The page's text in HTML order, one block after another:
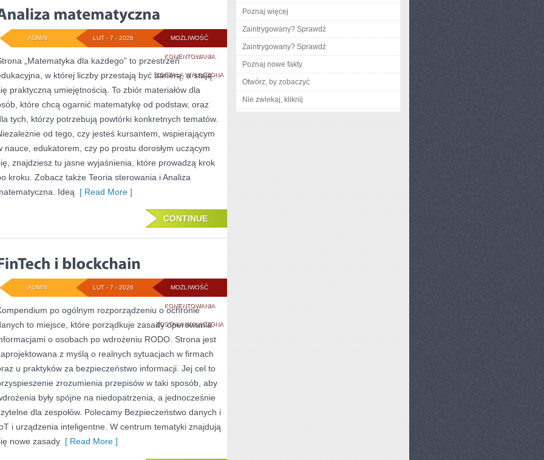
MOŻLIWOŚĆ
KOMENTOWANIAANALIZA
MATEMATYCZNA
ZOSTAŁA WYŁĄCZONA
LUT - 7 - 2026
ADMIN
„Matematyka dla każdego” to przestrzeń
w której liczby przestają być barierą, a stają
praktyczną umiejętnością. To zbiór materiałów dla
które chcą ogarnić matematykę od podstaw, oraz
tych, którzy potrzebują powtórki konkretnych tematów.
od tego, czy jesteś kursantem, wspierającym
nauce, edukatorem, czy po prostu dorosłym uczącym
znajdziesz tu jasne wyjaśnienia, które prowadzą krok
kroku. Zobacz także Teoria sterowania i Analiza
Ideą [ Read More ]
CONTINUE
MOŻLIWOŚĆ
KOMENTOWANIAFINTECH
I
BLOCKCHAIN
ZOSTAŁA WYŁĄCZONA
LUT - 7 - 2026
ADMIN
po ogólnym rozporządzeniu o ochronie
to miejsce, które porządkuje zasady operowania
o osobach po wdrożeniu RODO. Strona jest
z myślą o realnych sytuacjach w firmach
u praktyków za bezpieczeństwo informacji. Jej cel to
zrozumienia przepisów w taki sposób, aby
były spójne na niedopatrzenia, a jednocześnie
dla zespołów. Polecamy Bezpieczeństwo danych i
i urządzenia inteligentne. W centrum tematyki znajdują
nowe zasady [ Read More ]
Poznaj więcej
Zaintrygowany? Sprawdź
Zaintrygowany? Sprawdź
Poznaj nowe fakty
Otwórz, by zobaczyć
Nie zwlekaj, kliknij